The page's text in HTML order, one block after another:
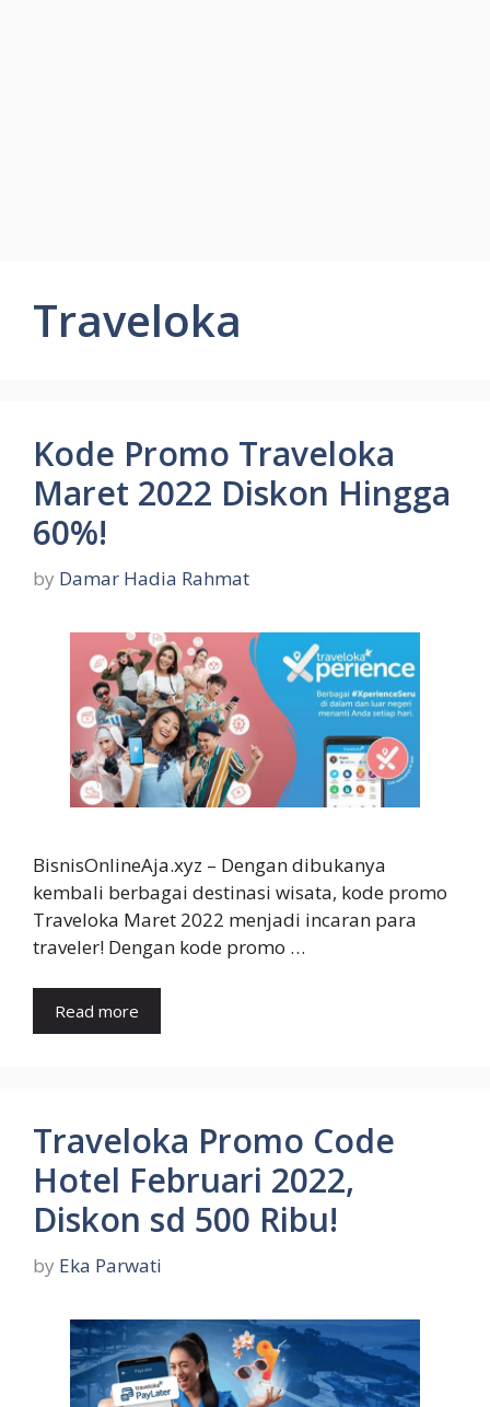
Traveloka
Kode Promo Traveloka
Maret 2022 Diskon Hingga
60%!
by Damar Hadia Rahmat
BisnisOnlineAja.xyz – Dengan dibukanya
kembali berbagai destinasi wisata, kode promo
Traveloka Maret 2022 menjadi incaran para
traveler! Dengan kode promo …
Read more
Traveloka Promo Code
Hotel Februari 2022,
Diskon sd 500 Ribu!
by Eka Parwati